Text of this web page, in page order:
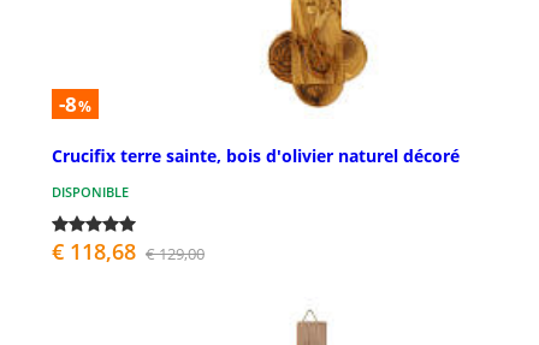
-8%
Crucifix terre sainte, bois d'olivier naturel décoré
DISPONIBLE
€ 118,68 € 129,00